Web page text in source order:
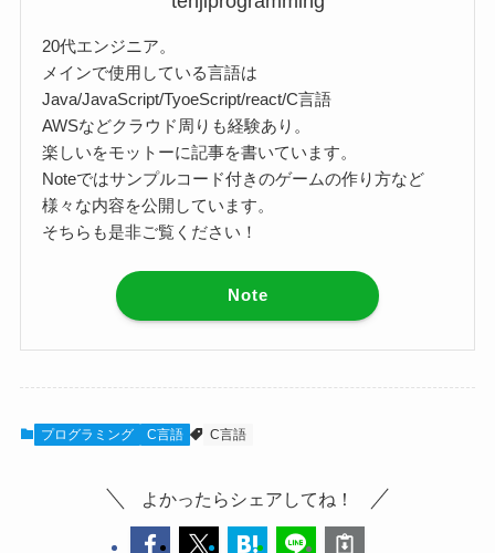
20代エンジニア。
メインで使用している言語は
Java/JavaScript/TyoeScript/react/C言語
AWSなどクラウド周りも経験あり。
楽しいをモットーに記事を書いています。
Noteではサンプルコード付きのゲームの作り方など
様々な内容を公開しています。
そちらも是非ご覧ください！
Note
プログラミング C言語 C言語
よかったらシェアしてね！